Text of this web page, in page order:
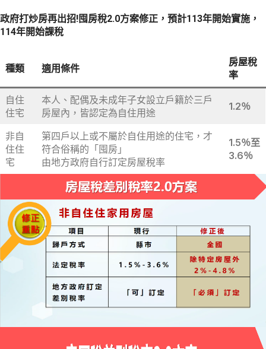
政府打炒房再出招!囤房稅2.0方案修正，預計113年開始實施，
114年開始課稅
種類 適用條件
房屋稅
率
自住
住宅
本人、配偶及未成年子女設立戶籍於三戶
房屋內，皆認定為自住用途
1.2％
非自
住住
宅
第四戶以上或不屬於自住用途的住宅，才
符合俗稱的「囤房」
由地方政府自行訂定房屋稅率
1.5％至
3.6％